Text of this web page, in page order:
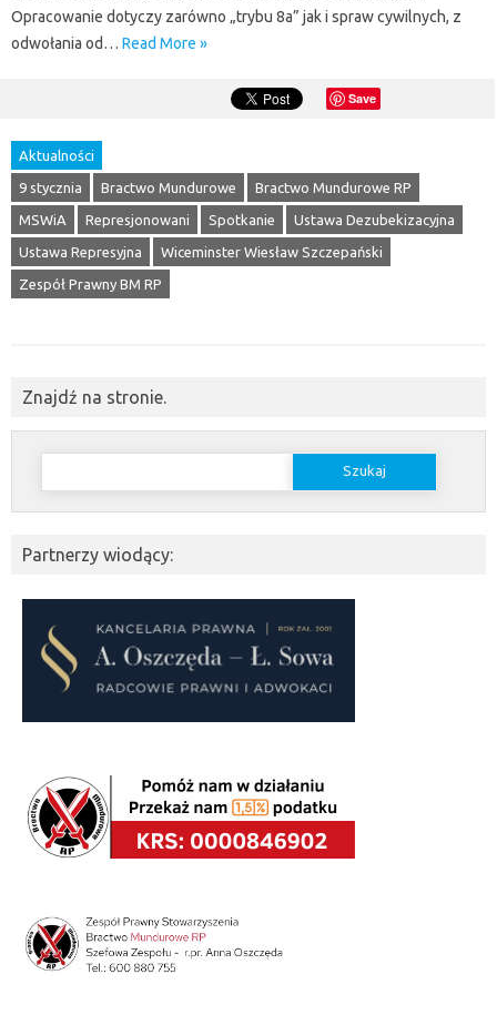
Opracowanie dotyczy zarówno „trybu 8a” jak i spraw cywilnych, z
odwołania od… Read More »
Save
Aktualności
9 stycznia Bractwo Mundurowe Bractwo Mundurowe RP
MSWiA Represjonowani Spotkanie Ustawa Dezubekizacyjna
Ustawa Represyjna Wiceminster Wiesław Szczepański
Zespół Prawny BM RP
Znajdź na stronie.
Szukaj:
Partnerzy wiodący: